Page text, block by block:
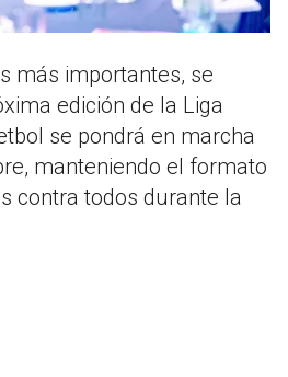
más importantes, se
edición de la Liga
se pondrá en marcha
manteniendo el formato
contra todos durante la